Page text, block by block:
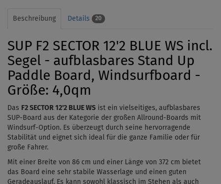
Beschreibung Details 20
SUP F2 SECTOR 12'2 BLUE WS incl.
Segel - aufblasbares Stand Up
Paddle Board, Windsurfboard -
Größe: 4,0qm
Das F2 SECTOR 12'2 BLUE WS ist ein vielseitiges, aufblasbares
SUP-Board aus der Kategorie der großen Allround-Boards mit
Windsurf-Option. Es überzeugt durch seine hervorragende
Stabilität und eignet sich ideal für die ganze Familie oder für
große Fahrer.
Mit einer Breite von 86 cm und einer Länge von 372 cm bietet
das Board eine sehr stabile Wasserlage und einen guten
Geradeauslauf. Es kann sowohl klassisch im Stehen als auch